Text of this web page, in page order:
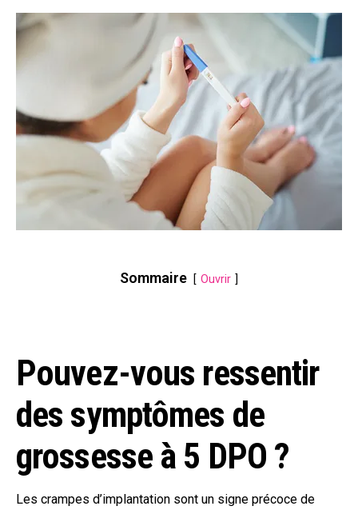
Sommaire Ouvrir
Pouvez-vous ressentir
des symptômes de
grossesse à 5 DPO ?
Les crampes d’implantation sont un signe précoce de